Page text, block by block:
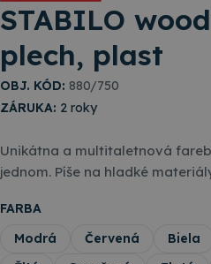
STABILO
plech, plast
OBJ. KÓD: 880/750
ZÁRUKA: 2 roky
Unikátna a multitaletnová
jednom. Píše na hladké
FARBA
Modrá
Červená Biela